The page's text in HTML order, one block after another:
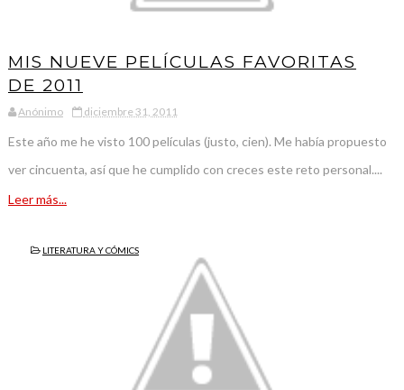
MIS NUEVE PELÍCULAS FAVORITAS
DE 2011
Anónimo diciembre 31, 2011
Este año me he visto 100 películas (justo, cien). Me había propuesto
ver cincuenta, así que he cumplido con creces este reto personal....
Leer más...
LITERATURA Y CÓMICS